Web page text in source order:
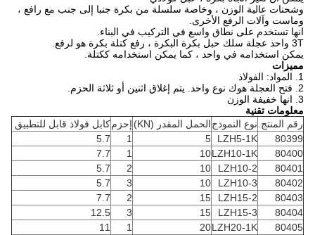
وشحنات عالية الوزن ، وخاصة سلسلة من بكرة جنبا إلى جنب مع رافع ،
وماست وآلات الرفع الأخرى.
انها تستخدم على نطاق واسع في التركيب في البناء.
3T واحد عجلة سلك حبل بكرة البكرة ، رفع كتلة بكرة هو لرفع.
يمكن استخدامه في واحد ، كما يمكن استخدامه ككتلة.
مميزات
معلومات تقنية
رقم المنتج.نوع النموذجالحمل المقدر (KN) إحزمكابل فولاذ قابل للتطبيق
80399
LZH5-1K
5
5.7
80400
LZH10-1K
10
7.7
80401
LZH10-2
10
5.7
80402
LZH10-3
10
5.7
80403
LZH15-2
15
7.7
80404
LZH15-3
15
12.5
80405
LZH20-1K
20
11